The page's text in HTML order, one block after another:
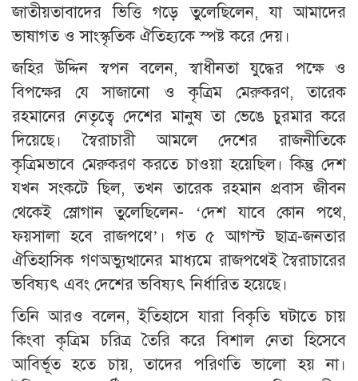
জাতীয়তাবাদের ভিত্তি গড়ে তুলেছিলেন, যা আমাদের
ভাষাগত ও সাংস্কৃতিক ঐতিহ্যকে স্পষ্ট করে দেয়।
জহির উদ্দিন স্বপন বলেন, স্বাধীনতা যুদ্ধের পক্ষে ও
বিপক্ষের যে সাজানো ও কৃত্রিম মেরুকরণ, তারেক
রহমানের নেতৃত্বে দেশের মানুষ তা ভেঙে চুরমার করে
দিয়েছে। স্বৈরাচারী আমলে দেশের রাজনীতিকে
কৃত্রিমভাবে মেরুকরণ করতে চাওয়া হয়েছিল। কিন্তু দেশ
যখন সংকটে ছিল, তখন তারেক রহমান প্রবাস জীবন
থেকেই স্লোগান তুলেছিলেন- ‘দেশ যাবে কোন পথে,
ফয়সালা হবে রাজপথে’। গত ৫ আগস্ট ছাত্র-জনতার
ঐতিহাসিক গণঅভ্যুত্থানের মাধ্যমে রাজপথেই স্বৈরাচারের
ভবিষ্যৎ এবং দেশের ভবিষ্যৎ নির্ধারিত হয়েছে।
তিনি আরও বলেন, ইতিহাসে যারা বিকৃতি ঘটাতে চায়
কিংবা কৃত্রিম চরিত্র তৈরি করে বিশাল নেতা হিসেবে
আবির্ভূত হতে চায়, তাদের পরিণতি ভালো হয় না।